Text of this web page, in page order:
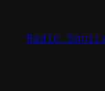
contenido
Radio